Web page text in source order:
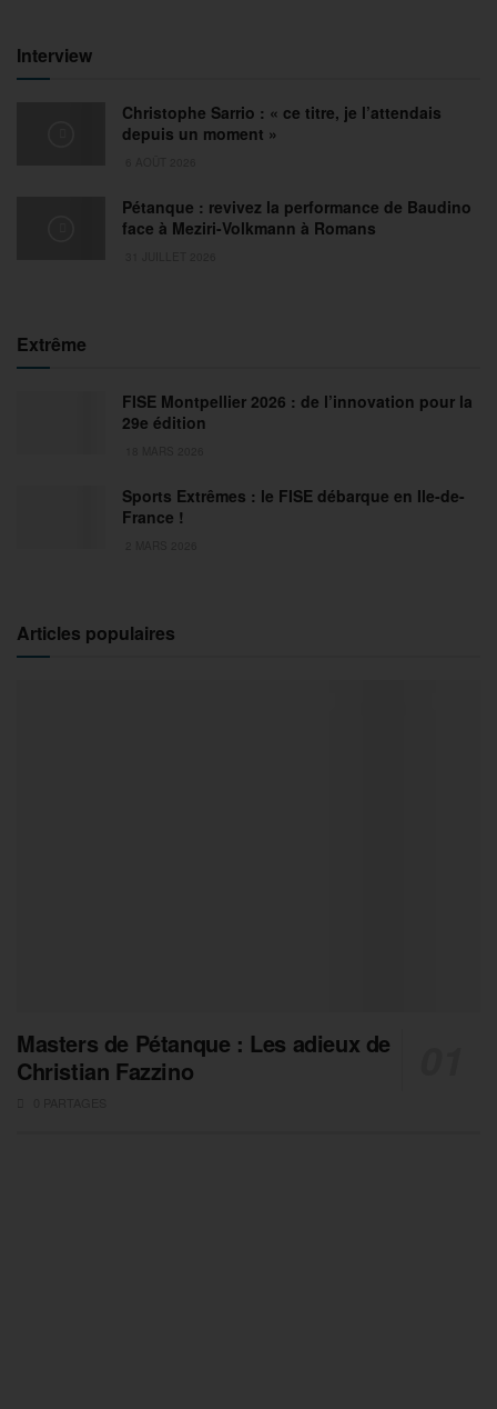
Interview
Christophe Sarrio : « ce titre, je l’attendais
depuis un moment »
Pétanque : revivez la performance de Baudino
face à Meziri-Volkmann à Romans
Extrême
FISE Montpellier 2026 : de l’innovation pour la
29e édition
Sports Extrêmes : le FISE débarque en Ile-de-
France !
Articles populaires
Masters de Pétanque : Les adieux de
Christian Fazzino